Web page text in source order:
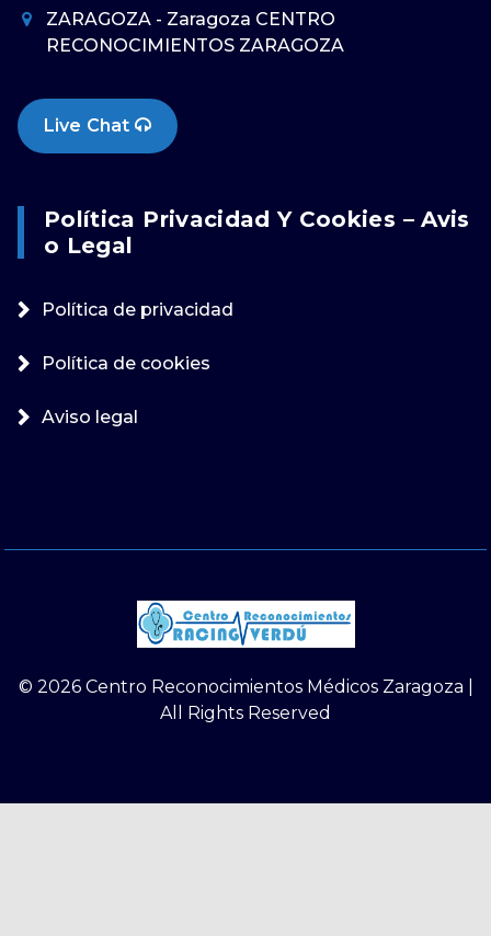
ZARAGOZA - Zaragoza CENTRO
RECONOCIMIENTOS ZARAGOZA
Live Chat
Política Privacidad Y Cookies – Avis
O Legal
Política de privacidad
Política de cookies
Aviso legal
© 2026 Centro Reconocimientos Médicos Zaragoza |
All Rights Reserved